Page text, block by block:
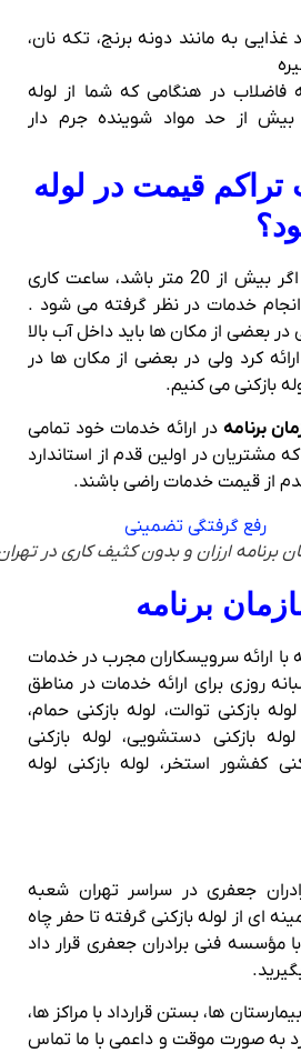
به مانند دونه برنج، تکه نان،
در هنگامی که شما از لوله
از حد مواد شوینده جرم دار
قیمت در لوله
متراژ فنر استفاده شده اگر بیش از 20 متر باشد، ساعت کاری
خدمات در نظر گرفته می شود .
بعضی از مکان ها باید داخل آب بالا
کرد ولی در بعضی از مکان ها در
می کنیم.
برنامهدر ارائه خدمات خود تمامی
در اولین قدم از استاندارد
از قیمت خدمات راضی باشند.
برنامه ارزان و بدون کثیف کاری در تهران
برنامه
با ارائه سرویسکاران مجرب در خدمات
روزی برای ارائه خدمات در مناطق
توالت، لوله بازکنی حمام،
بازکنی دستشویی، لوله بازکنی
کفشور استخر، لوله بازکنی لوله
جعفری در سراسر تهران شعبه
ای از لوله بازکنی گرفته تا حفر چاه
مؤسسه فنی برادران جعفری قرار داد
ها، بستن قرارداد با مراکز ها،
به صورت موقت و داعمی با ما تماس